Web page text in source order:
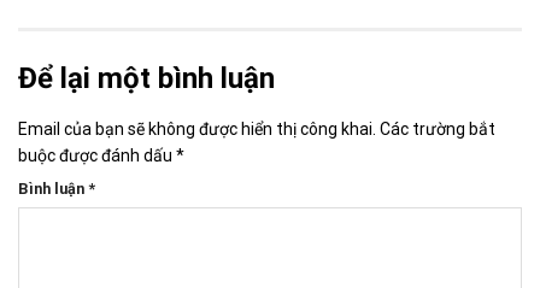
Để lại một bình luận
Email của bạn sẽ không được hiển thị công khai. Các trường bắt
buộc được đánh dấu *
Bình luận *